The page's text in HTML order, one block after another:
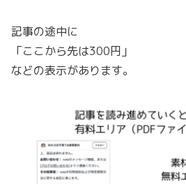
記事の途中に
「ここから先は300円」
などの表示があります。